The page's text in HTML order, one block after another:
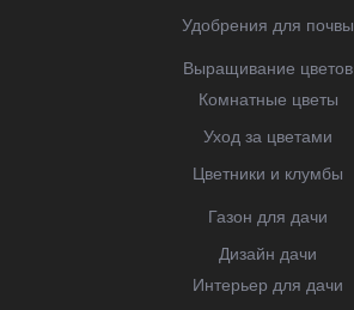
Удобрения для почвы
Выращивание цветов
Комнатные цветы
Уход за цветами
Цветники и клумбы
Газон для дачи
Дизайн дачи
Интерьер для дачи